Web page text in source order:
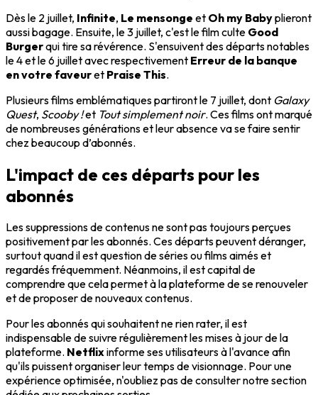
Dès le 2 juillet, Infinite, Le mensonge et Oh my Babyplieront
aussi bagage. Ensuite, le 3 juillet, c'est le film culte Good
Burgerqui tire sa révérence. S'ensuivent des départs notables
le 4 et le 6 juillet avec respectivement Erreur de la banque
en votre faveuret Praise This.
Plusieurs films emblématiques partiront le 7 juillet, dont Galaxy
Quest, Scooby !et Tout simplement noir. Ces films ont marqué
de nombreuses générations et leur absence va se faire sentir
chez beaucoup d’abonnés.
L'impact de ces départs pour les
abonnés
Les suppressions de contenus ne sont pas toujours perçues
positivement par les abonnés. Ces départs peuvent déranger,
surtout quand il est question de séries ou films aimés et
regardés fréquemment. Néanmoins, il est capital de
comprendre que cela permet à la plateforme de se renouveler
et de proposer de nouveaux contenus.
Pour les abonnés qui souhaitent ne rien rater, il est
indispensable de suivre régulièrement les mises à jour de la
plateforme. Netflixinforme ses utilisateurs à l'avance afin
qu'ils puissent organiser leur temps de visionnage. Pour une
expérience optimisée, n'oubliez pas de consulter notre section